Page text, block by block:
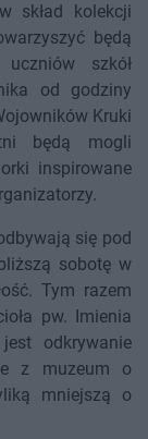
skład kolekcji
będą
szkół
od godziny
Kruki
będą mogli
inspirowane
się pod
sobotę w
Tym razem
pw. Imienia
odkrywanie
z muzeum o
mniejszą o